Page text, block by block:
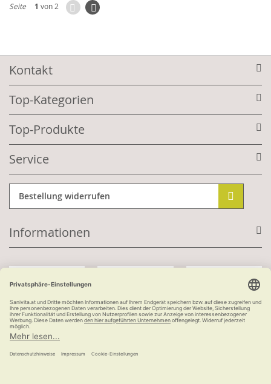
Seite 1 von 2 ZurückSeite
Weiter
Kontakt
Top-Kategorien
Top-Produkte
Service
Bestellung widerrufen
Informationen
Kauf auf Rechnung